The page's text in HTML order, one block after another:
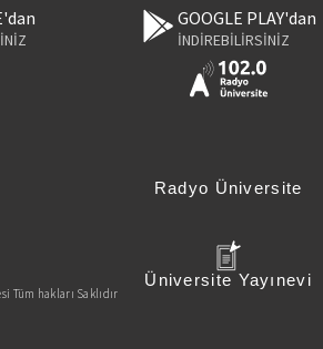
GOOGLE PLAY'dan
İNDİREBİLİRSİNİZ
Radyo Üniversite
Üniversite Yayınevi
Tüm hakları Saklıdır